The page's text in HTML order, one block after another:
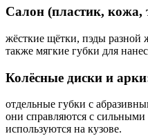
Салон (пластик, кожа,
жёсткие щётки, пэды разной
также мягкие губки для
Колёсные диски и
отдельные губки с
они справляются с сильными
используются на кузове.